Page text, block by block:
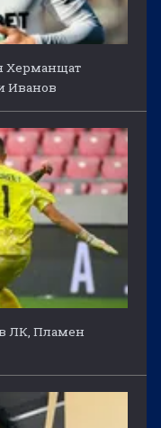
Херманщат
Иванов
ЛК, Пламен